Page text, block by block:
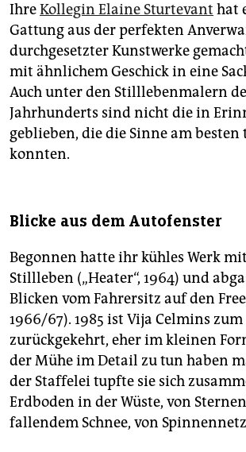
IhreKollegin Elaine Sturtevant hat
Gattung aus der perfekten
durchgesetzter Kunstwerke
mit ähnlichem Geschick in eine
Auch unter den Stilllebenmalern
Jahrhunderts sind nicht die in
geblieben, die die Sinne am besten
konnten.
Blicke aus dem Autofenster
Begonnen hatte ihr kühles Werk
Stillleben („Heater“, 1964) und
Blicken vom Fahrersitz auf den
1966/67). 1985 ist Vija Celmins
zurückgekehrt, eher im kleinen
der Mühe im Detail zu tun haben
der Staffelei tupfte sie sich
Erdboden in der Wüste, von
fallendem Schnee, von